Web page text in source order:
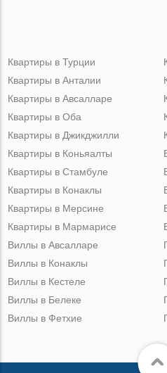
Квартиры в Турции
Квартиры в Анталии
Квартиры в Авсалларе
Квартиры в Оба
Квартиры в Джикджилли
Квартиры в Коньяалты
Квартиры в Стамбуле
Квартиры в Конаклы
Квартиры в Мерсине
Квартиры в Мармарисе
Виллы в Авсалларе
Виллы в Конаклы
Виллы в Кестеле
Виллы в Белеке
Виллы в Фетхие